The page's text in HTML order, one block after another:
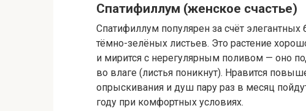
Спатифиллум (женское счастье)
Спатифиллум популярен за счёт
тёмно-зелёных листьев. Это растение
и мирится с нерегулярным поливом — оно
во влаге (листья поникнут). Нравится
опрыскивания и душ пару раз в месяц
году при комфортных условиях.